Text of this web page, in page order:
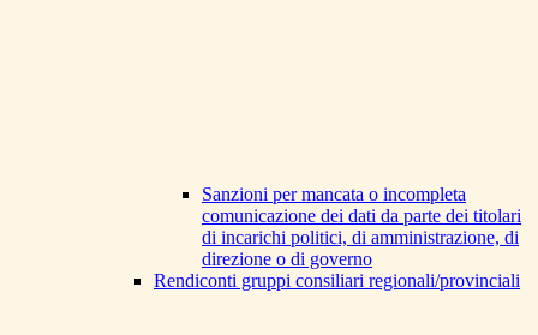
Sanzioni per mancata o incompleta
comunicazione dei dati da parte dei titolari
di incarichi politici, di amministrazione, di
direzione o di governo
Rendiconti gruppi consiliari regionali/provinciali